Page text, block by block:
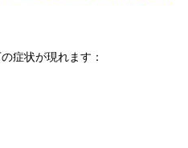
症状が現れます：